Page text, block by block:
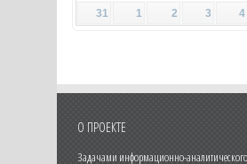
31
1 2 3 4
О ПРОЕКТЕ
Задачами информационно-